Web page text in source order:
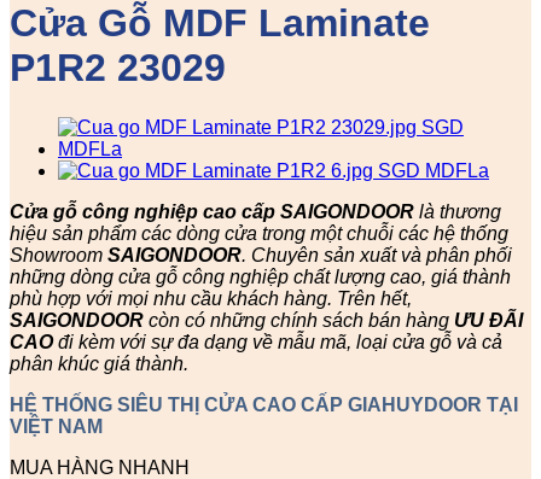
Cửa Gỗ MDF Laminate
P1R2 23029
Cửa gỗ công nghiệp cao cấp SAIGONDOOR là thương
hiệu sản phẩm các dòng cửa trong một chuỗi các hệ thống
Showroom SAIGONDOOR. Chuyên sản xuất và phân phối
những dòng cửa gỗ công nghiệp chất lượng cao, giá thành
phù hợp với mọi nhu cầu khách hàng. Trên hết,
SAIGONDOOR còn có những chính sách bán hàng ƯU ĐÃI
CAOđi kèm với sự đa dạng về mẫu mã, loại cửa gỗ và cả
phân khúc giá thành.
HỆ THỐNG SIÊU THỊ CỬA CAO CẤP GIAHUYDOOR TẠI
VIỆT NAM
MUA HÀNG NHANH